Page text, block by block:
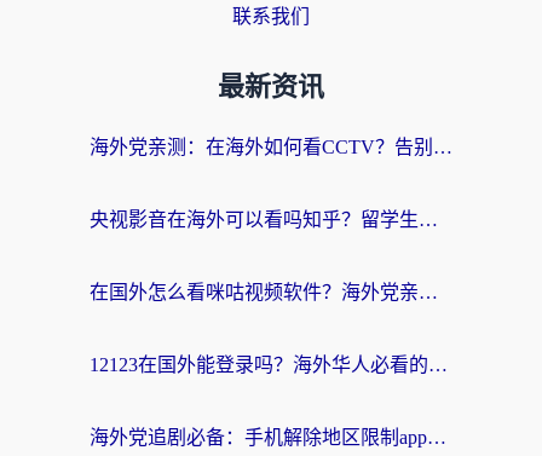
联系我们
最新资讯
海外党亲测：在海外如何看CCTV？告别“仅限大陆播放”的实用指南
央视影音在海外可以看吗知乎？留学生亲测：3步解决地域限制+追剧自由
在国外怎么看咪咕视频软件？海外党亲测有效的回国加速方案
12123在国外能登录吗？海外华人必看的回国加速实用指南
海外党追剧必备：手机解除地区限制app怎么选？解决央视视频&国内剧地区限制全指南